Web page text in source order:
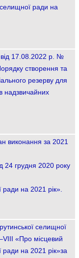
ради на
17.08.2022 р. №
створення та
резерву для
надзвичайних
виконання за 2021
24 грудня 2020 року
на 2021 рік».
селищної
«Про місцевий
на 2021 рік»за